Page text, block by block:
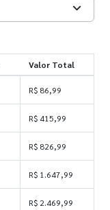
Valor Total
R$ 86,99
R$ 415,99
R$ 826,99
R$ 1.647,99
R$ 2.469,99